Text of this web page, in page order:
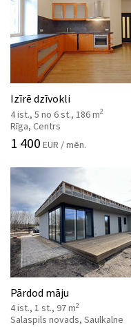
Izīrē dzīvokli
4 ist., 5 no 6 st., 186 m2
Rīga, Centrs
1 400 EUR / mēn.
Pārdod māju
4 ist., 1 st., 97 m2
Salaspils novads, Saulkalne